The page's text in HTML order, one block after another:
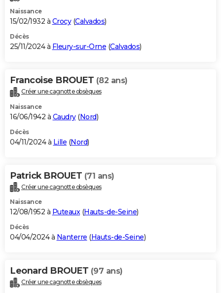
Naissance
15/02/1932 à Crocy(Calvados)
Décès
25/11/2024 à Fleury-sur-Orne (Calvados)
Francoise BROUET (82 ans)
Créer une cagnotte obsèques
Naissance
16/06/1942 à Caudry(Nord)
Décès
04/11/2024 à Lille (Nord)
Patrick BROUET (71 ans)
Créer une cagnotte obsèques
Naissance
12/08/1952 à Puteaux(Hauts-de-Seine)
Décès
04/04/2024 à Nanterre (Hauts-de-Seine)
Leonard BROUET (97 ans)
Créer une cagnotte obsèques